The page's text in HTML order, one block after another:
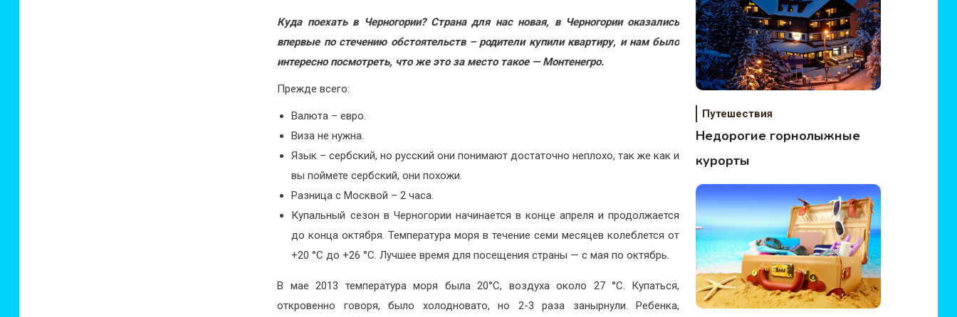
Куда поехать в Черногории? Страна для нас новая, в Черногории оказались
впервые по стечению обстоятельств – родители купили квартиру, и нам было
интересно посмотреть, что же это за место такое — Монтенегро.
Прежде всего:
Валюта – евро.
Виза не нужна.
Язык – сербский, но русский они понимают достаточно неплохо, так же как и
вы поймете сербский, они похожи.
Разница с Москвой – 2 часа.
Купальный сезон в Черногории начинается в конце апреля и продолжается
до конца октября. Температура моря в течение семи месяцев колеблется от
+20 °C до +26 °C. Лучшее время для посещения страны — с мая по октябрь.
В мае 2013 температура моря была 20°C, воздуха около 27 °C. Купаться,
откровенно говоря, было холодновато, но 2-3 раза занырнули. Ребенка,
Путешествия
Недорогие горнолыжные
курорты